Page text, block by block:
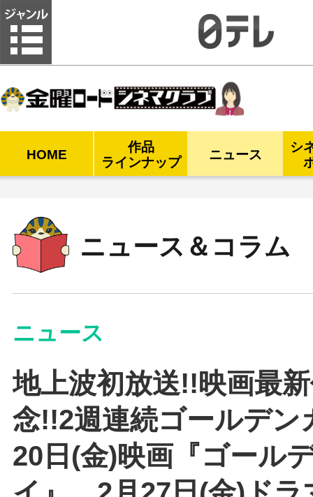
HOME
作品
ラインナップ
ニュース
シ
ニュース＆コラム
ニュース
地上波初放送!!映画最
念!!2週連続ゴールデン
20日(金)映画『ゴール